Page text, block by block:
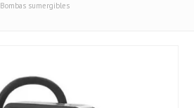
Bombas sumergibles